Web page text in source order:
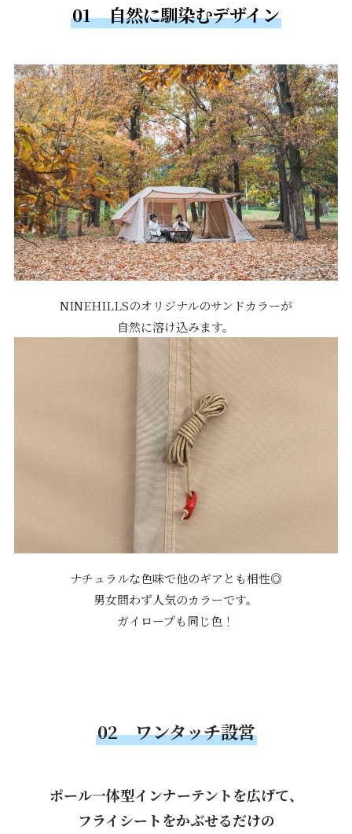
01 自然に馴染むデザイン
NINEHILLSのオリジナルのサンドカラーが
自然に溶け込みます。
ナチュラルな色味で他のギアとも相性◎
男女問わず人気のカラーです。
ガイロープも同じ色！
02 ワンタッチ設営
ポール一体型インナーテントを広げて、
フライシートをかぶせるだけの